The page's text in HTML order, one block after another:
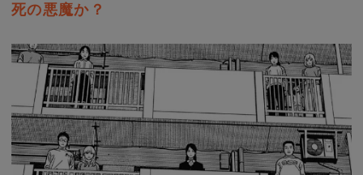
死の悪魔か？